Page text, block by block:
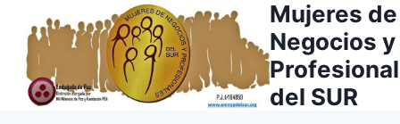
contenido
Mujeres de
Negocios y
del SUR